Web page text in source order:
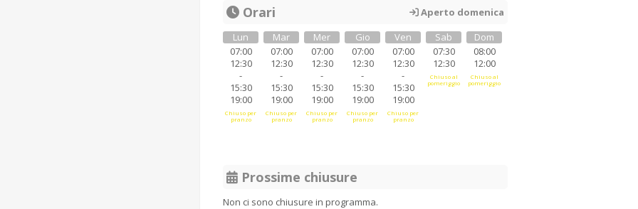
Orari
Aperto domenica
Lun
07:00
12:30
-
15:30
19:00
Chiuso per
pranzo
Mar
07:00
12:30
-
15:30
19:00
Chiuso per
pranzo
Mer
07:00
12:30
-
15:30
19:00
Chiuso per
pranzo
Gio
07:00
12:30
-
15:30
19:00
Chiuso per
pranzo
Ven
07:00
12:30
-
15:30
19:00
Chiuso per
pranzo
Sab
07:30
12:30
Chiuso al
pomeriggio
Dom
08:00
12:00
Chiuso al
pomeriggio
Prossime chiusure
Non ci sono chiusure in programma.